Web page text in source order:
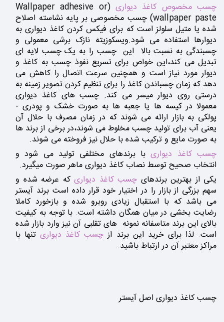
چسب مخصوص کاغذ دیواری
(Wallpaper adhesive or
wallpaper paste) چسب مخصوصی بر پایه نشاسته اصلاح
شده یا متیل سلولز است که برای فیکس کردن کاغذ دیواری به
دیوارها استفاده می شود.ویسکوزیته نازک برشی معمولی و
چسبندگی به نسبت بالا این چسب را به یک چسب لایه ای
تبدیل می کند،این خواص برای تسریع نفوذ چسب به کاغذ و
دیوار مورد نیاز است و همچنین سرعت اتصال را کاهش می
دهد که زمان چسباندن کاغذ را برای تنظیم کردن تصویر زمینه به
درستی روی دیوار میسر می کند. چسب های کاغذ دیواری
معمولا در کیسه ها یا جعبه ها به صورت خشک و پودری -
پولکی به بازار ارائه می شوند که در زمان مصرف با حلال آن
یعنی آب برای تولید چسب مخلوط می شوند،در برخی از برند ها
به صورت مایع و ترکیب شده با حلال نیز فروخته می شوند.
چسب کاغذ دیواریبا برندهای مختلفی تولید می شود و
انتخاب صحیح توسط نصاب کاغذ دیواری ماهر صورت میگیرد.
یکی از بهترین برندهای چسب کاغذ دیواری که عرضه شده و
سهم بزرگی از بازار را در اختیار خود قرار داده است برند آیستر
می باشد که با استقبال زیادی روبرو شده و بازخورد کاملا
رضایت بخشی در میان همگان داشته است. با توجه به کیفیت
بالای این برند متاسفانه نمونه های تقلبی آن نیز وارد بازار شده
است. لذا برای خرید این برند از چسب کاغذ دیواریتنها با
مراکز معتبر آن در ارتباط باشید.
چسب کاغذ دیواری اصل آیستر